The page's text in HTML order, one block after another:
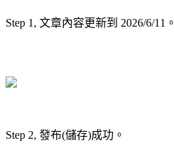
Step 1, 文章內容更新到 2026/6/11。
Step 2, 發布(儲存)成功。